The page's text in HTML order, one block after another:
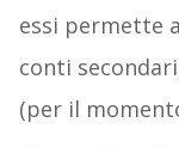
essi permette
conti
(per il